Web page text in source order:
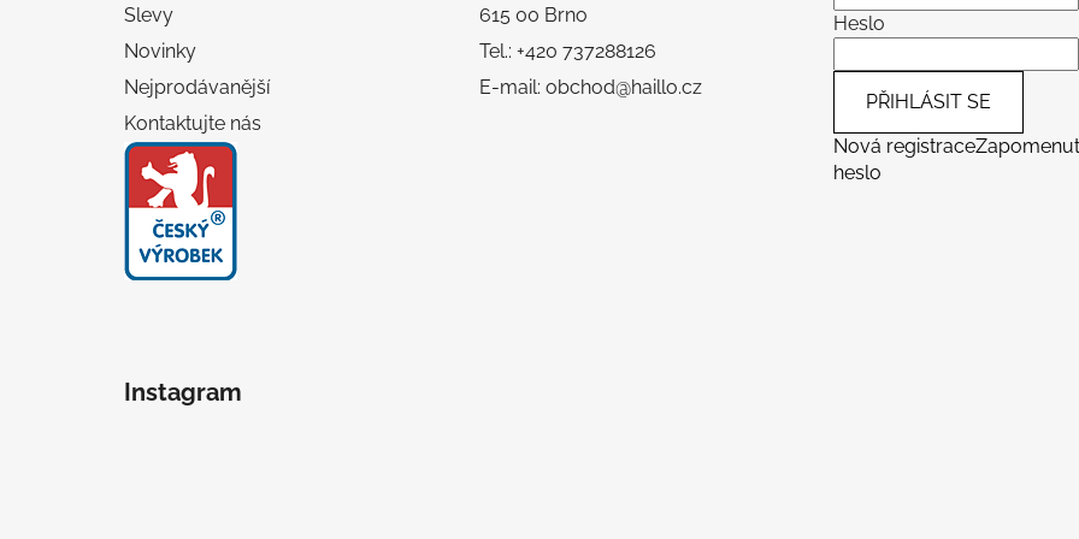
Slevy
Novinky
Nejprodávanější
Kontaktujte nás
615 00 Brno
Tel.: +420 737288126
E-mail: obchod@haillo.cz
Heslo
PŘIHLÁSIT SE
Nová registrace
heslo
Instagram